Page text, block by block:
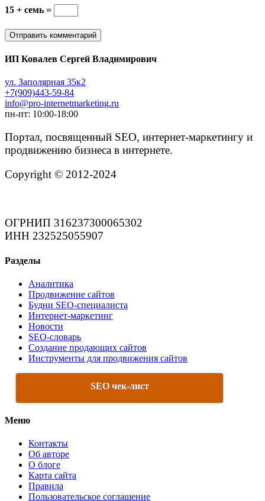
15 + семь =
ИП Ковалев Сергей Владимирович
ул. Заполярная 35к2
+7(909)443-59-84
info@pro-internetmarketing.ru
пн-пт: 10:00-18:00
Портал, посвященный SEO, интернет-маркетингу и
продвижению бизнеса в интернете.
Copyright © 2012-2024
ОГРНИП 316237300065302
ИНН 232525055907
Разделы
Аналитика
Продвижение сайтов
Будни SEO-специалиста
Интернет-маркетинг
Новости
SEO-словарь
Создание продающих сайтов
Инструменты для продвижения сайтов
SEO чек-лист
Меню
Контакты
Об авторе
О блоге
Карта сайта
Правила
Пользовательское соглашение